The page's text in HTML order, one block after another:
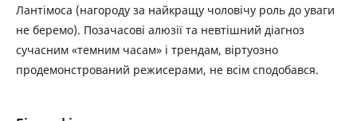
Лантімоса (нагороду за найкращу чоловічу роль до уваги
не беремо). Позачасові алюзії та невтішний діагноз
сучасним «темним часам» і трендам, віртуозно
продемонстрований режисерами, не всім сподобався.